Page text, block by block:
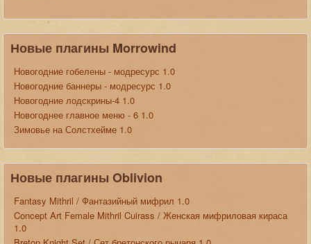
Новые плагины Morrowind
Новогодние гобелены - модресурс 1.0
Новогодние баннеры - модресурс 1.0
Новогодние лодскрины-4 1.0
Новогоднее главное меню - 6 1.0
Зимовье на Солстхейме 1.0
Новые плагины Oblivion
Fantasy Mithril / Фантазийный мифрил 1.0
Concept Art Female Mithril Cuirass / Женская мифриловая кираса
1.0